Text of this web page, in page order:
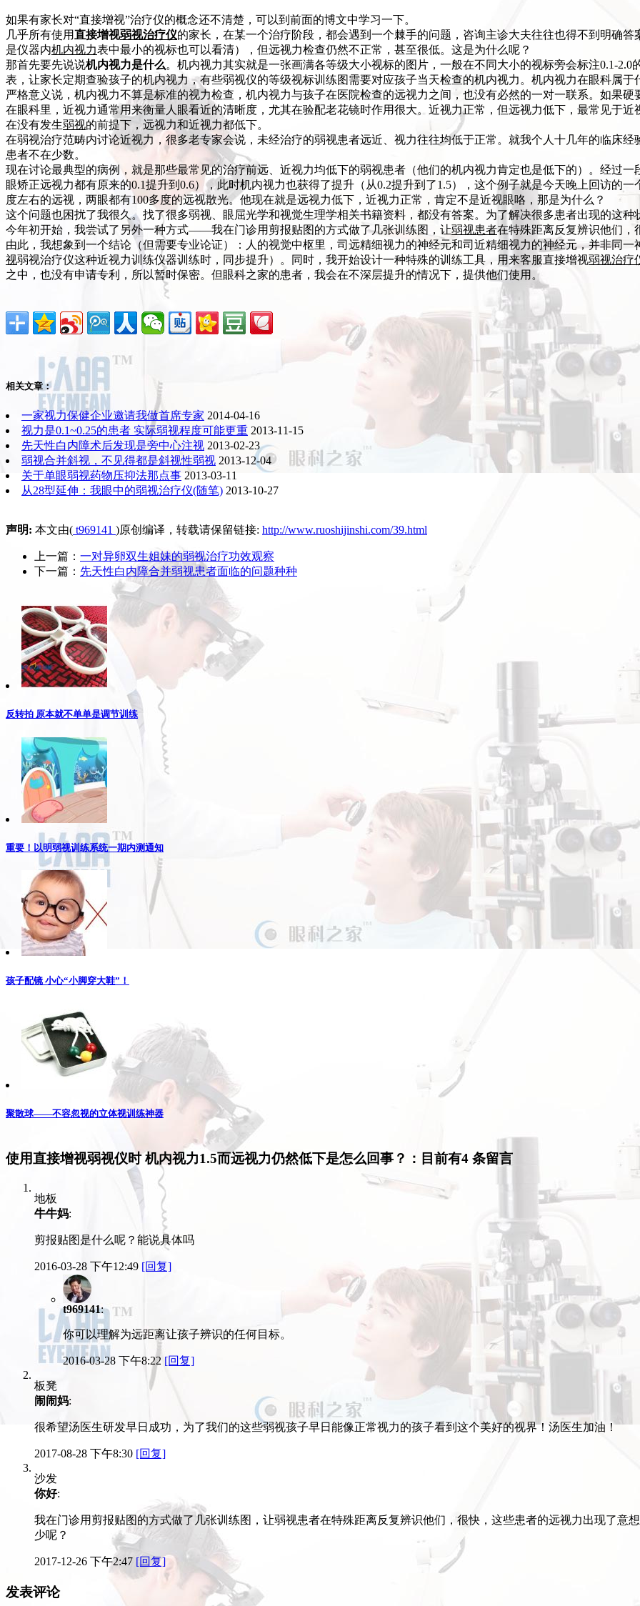
如果有家长对“直接增视”治疗仪的概念还不清楚，可以到前面的博文中学习一下。
几乎所有使用直接增视弱视治疗仪的家长，在某一个治疗阶段，都会遇到一个棘手的问题，咨询主诊大夫往往也得不到明确
是仪器内机内视力表中最小的视标也可以看清），但远视力检查仍然不正常，甚至很低。这是为什么呢？
那首先要先说说机内视力是什么。机内视力其实就是一张画满各等级大小视标的图片，一般在不同大小的视标旁会标注0.1-
表，让家长定期查验孩子的机内视力，有些弱视仪的等级视标训练图需要对应孩子当天检查的机内视力。机内视力在眼科属于
严格意义说，机内视力不算是标准的视力检查，机内视力与孩子在医院检查的远视力之间，也没有必然的一对一联系。如果
在眼科里，近视力通常用来衡量人眼看近的清晰度，尤其在验配老花镜时作用很大。近视力正常，但远视力低下，最常见于
在没有发生弱视的前提下，远视力和近视力都低下。
在弱视治疗范畴内讨论近视力，很多老专家会说，未经治疗的弱视患者远近、视力往往均低于正常。就我个人十几年的临床
患者不在少数。
现在讨论最典型的病例，就是那些最常见的治疗前远、近视力均低下的弱视患者（他们的机内视力肯定也是低下的）。经过一
眼矫正远视力都有原来的0.1提升到0.6），此时机内视力也获得了提升（从0.2提升到了1.5），这个例子就是今天晚上回访的
度左右的远视，两眼都有100多度的远视散光。他现在就是远视力低下，近视力正常，肯定不是近视眼咯，那是为什么？
这个问题也困扰了我很久。找了很多弱视、眼屈光学和视觉生理学相关书籍资料，都没有答案。为了解决很多患者出现的这
今年初开始，我尝试了另外一种方式——我在门诊用剪报贴图的方式做了几张训练图，让弱视患者在特殊距离反复辨识他们，
由此，我想象到一个结论（但需要专业论证）：人的视觉中枢里，司远精细视力的神经元和司近精细视力的神经元，并非同
视弱视治疗仪这种近视力训练仪器训练时，同步提升）。同时，我开始设计一种特殊的训练工具，用来客服直接增视弱视治疗
之中，也没有申请专利，所以暂时保密。但眼科之家的患者，我会在不深层提升的情况下，提供他们使用。
相关文章：
一家视力保健企业邀请我做首席专家 2014-04-16
视力是0.1~0.25的患者 实际弱视程度可能更重 2013-11-15
先天性白内障术后发现是旁中心注视 2013-02-23
弱视合并斜视，不见得都是斜视性弱视 2013-12-04
关于单眼弱视药物压抑法那点事 2013-03-11
从28型延伸：我眼中的弱视治疗仪(随笔) 2013-10-27
声明: 本文由( t969141 )原创编译，转载请保留链接: http://www.ruoshijinshi.com/39.html
上一篇： 一对异卵双生姐妹的弱视治疗功效观察
下一篇： 先天性白内障合并弱视患者面临的问题种种
反转拍 原本就不单单是调节训练
重要！以明弱视训练系统一期内测通知
孩子配镜 小心“小脚穿大鞋”！
聚散球——不容忽视的立体视训练神器
使用直接增视弱视仪时 机内视力1.5而远视力仍然低下是怎么回事？：目前有4 条留言
地板
牛牛妈:
剪报贴图是什么呢？能说具体吗
2016-03-28 下午12:49 [回复]
t969141:
你可以理解为远距离让孩子辨识的任何目标。
2016-03-28 下午8:22 [回复]
板凳
闹闹妈:
很希望汤医生研发早日成功，为了我们的这些弱视孩子早日能像正常视力的孩子看到这个美好的视界！汤医生加油！
2017-08-28 下午8:30 [回复]
沙发
你好:
我在门诊用剪报贴图的方式做了几张训练图，让弱视患者在特殊距离反复辨识他们，很快，这些患者的远视力出现了意
少呢？
2017-12-26 下午2:47 [回复]
发表评论